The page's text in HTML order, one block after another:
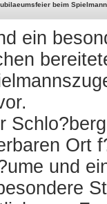
beim
ein
Ort
und